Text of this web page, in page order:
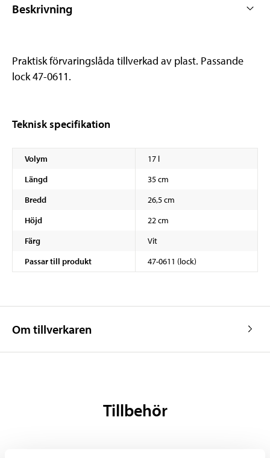
Beskrivning
Praktisk förvaringslåda tillverkad av plast. Passande
lock 47-0611.
Teknisk specifikation
Volym
17 l
Längd
35 cm
Bredd
26,5 cm
Höjd
22 cm
Färg
Vit
Passar till produkt
47-0611 (lock)
Om tillverkaren
Tillbehör